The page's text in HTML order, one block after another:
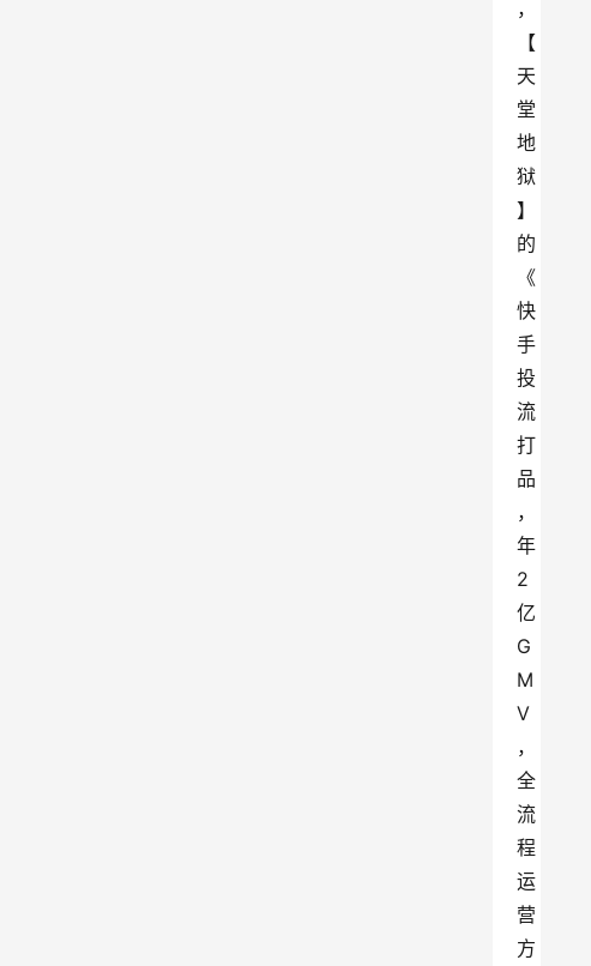
，
【
天
堂
地
狱
】
的
《
快
手
投
流
打
品
，
年
2
亿
G
M
V
，
全
流
程
运
营
方